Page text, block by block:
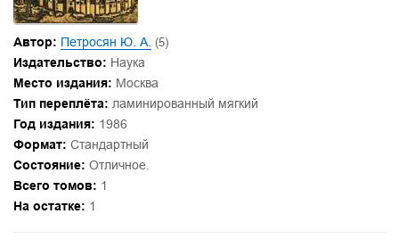
Автор: Петросян Ю. А. (5)
Издательство: Наука
Место издания: Москва
Тип переплёта: ламинированный мягкий
Год издания: 1986
Формат: Стандартный
Состояние: Отличное.
Всего томов: 1
На остатке: 1